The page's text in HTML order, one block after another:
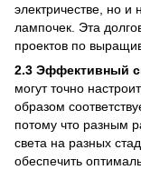
электричестве, но и
лампочек. Эта
проектов по
2.3 Эффективный
могут точно
образом
потому что разным
света на разных
обеспечить